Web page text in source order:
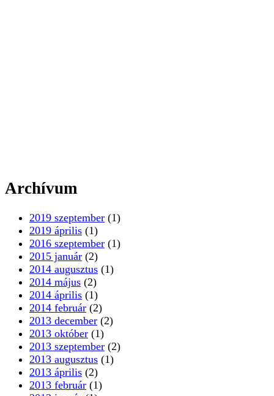
Archívum
2019 szeptember (1)
2019 április (1)
2016 szeptember (1)
2015 január (2)
2014 augusztus (1)
2014 május (2)
2014 április (1)
2014 február (2)
2013 december (2)
2013 október (1)
2013 szeptember (2)
2013 augusztus (1)
2013 április (2)
2013 február (1)